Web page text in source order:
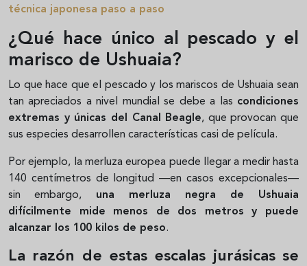
técnica japonesa paso a paso
¿Qué hace único al pescado y el
marisco de Ushuaia?
Lo que hace que el pescado y los mariscos de Ushuaia sean
tan apreciados a nivel mundial se debe a las condiciones
extremas y únicas del Canal Beagle, que provocan que
sus especies desarrollen características casi de película.
Por ejemplo, la merluza europea puede llegar a medir hasta
140 centímetros de longitud —en casos excepcionales—
sin embargo, una merluza negra de Ushuaia
difícilmente mide menos de dos metros y puede
alcanzar los 100 kilos de peso.
La razón de estas escalas jurásicas se